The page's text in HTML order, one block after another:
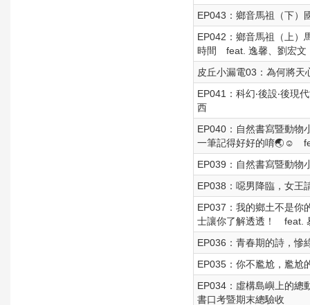
EP043：鄉音馬祖（下
EP042：鄉音馬祖（上）
時間 feat. 逸馨、劉宏文
皮丘小漏電03：為何將天
EP041：科幻‧後設‧後現
西
EP040：自然書寫暨動物
一筆記得好好的唷🌏☺
EP039：自然書寫暨動
EP038：噁男降臨，女王
EP037：我的鄉土不是
士讓你了解透透！ feat.
EP036：青春期的詩，慘
EP035：你不尷尬，尷
EP034：虛構島嶼上的總
書口考暨期末總驗收